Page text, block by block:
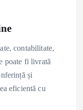
contabilitate,
poate fi livrată
și
eficientă cu